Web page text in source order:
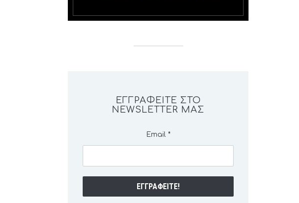
ΕΓΓΡΑΦΕΊΤΕ ΣΤΟ
NEWSLETTER ΜΑΣ
Email *